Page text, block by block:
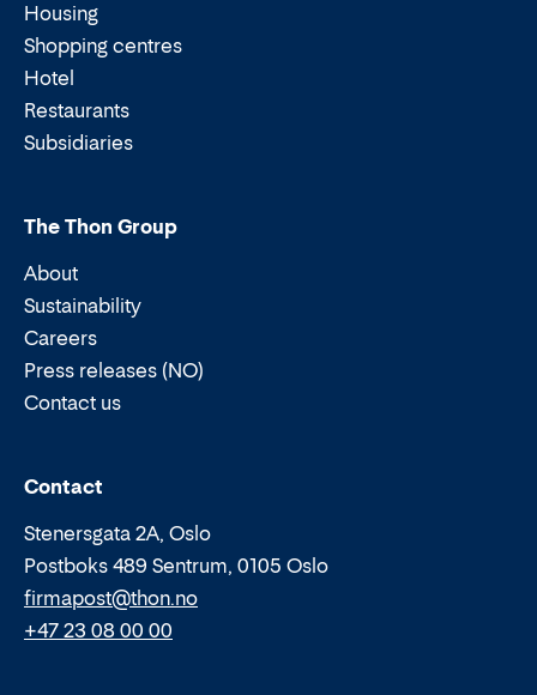
Housing
Shopping centres
Hotel
Restaurants
Subsidiaries
The Thon Group
About
Sustainability
Careers
Press releases (NO)
Contact us
Contact
Stenersgata 2A, Oslo
Postboks 489 Sentrum, 0105 Oslo
Email:
firmapost@thon.no
Phone:
+47 23 08 00 00